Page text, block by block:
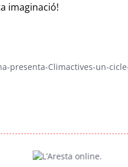
imaginació!
presenta-Climactives-un-